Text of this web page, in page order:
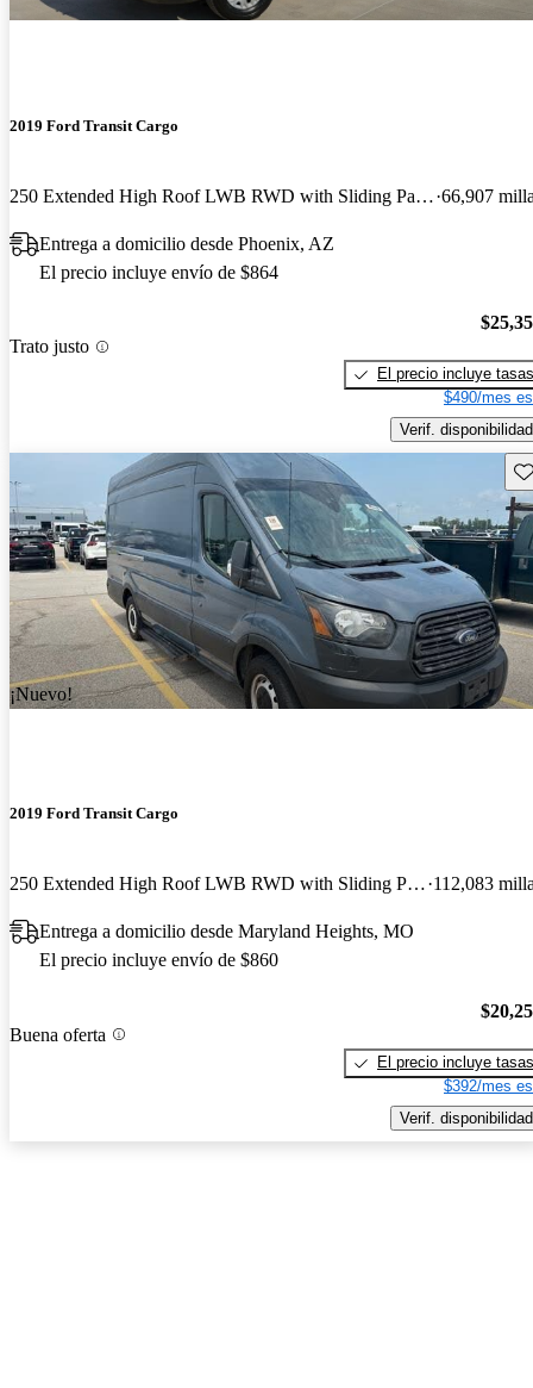
2019 Ford Transit Cargo
250 Extended High Roof LWB RWD with Sliding Passenger-Side Door 66,907
Entrega a domicilio desde Phoenix, AZ
El precio incluye envío de $864
Trato justo
El precio incluye tasas
$490/mes
Verif. disponibilidad
¡Nuevo!
2019 Ford Transit Cargo
250 Extended High Roof LWB RWD with Sliding Passenger-Side Door 112,083
Entrega a domicilio desde Maryland Heights, MO
El precio incluye envío de $860
Buena oferta
El precio incluye tasas
$392/mes
Verif. disponibilidad